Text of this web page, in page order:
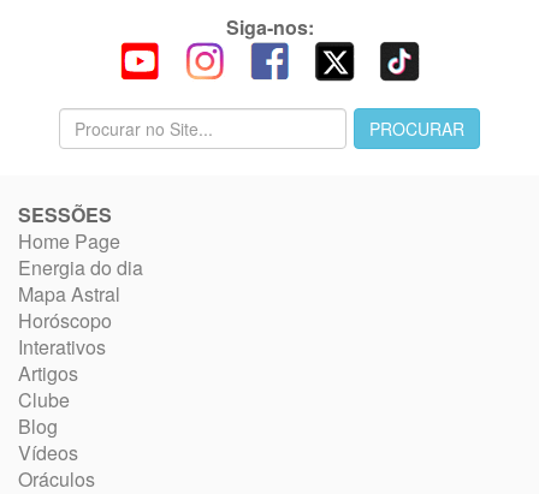
Siga-nos:
SESSÕES
Home Page
Energia do dia
Mapa Astral
Horóscopo
Interativos
Artigos
Clube
Blog
Vídeos
Oráculos